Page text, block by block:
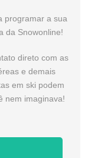
programar a sua
da Snowonline!
direto com as
e demais
em ski podem
nem imaginava!